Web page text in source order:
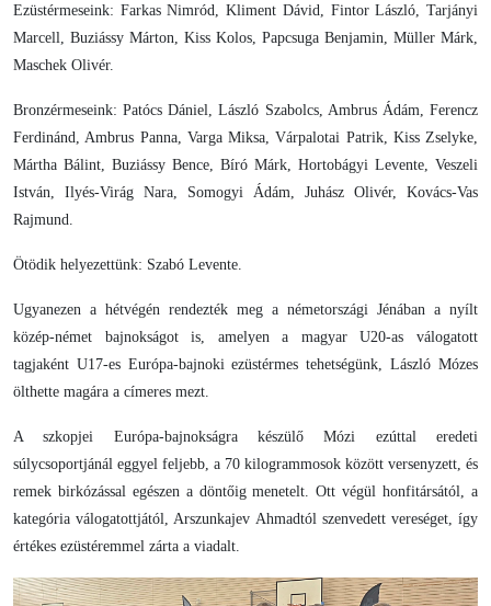
Ezüstérmeseink: Farkas Nimród, Kliment Dávid, Fintor László, Tarjányi
Marcell, Buziássy Márton, Kiss Kolos, Papcsuga Benjamin, Müller Márk,
Maschek Olivér.
Bronzérmeseink: Patócs Dániel, László Szabolcs, Ambrus Ádám, Ferencz
Ferdinánd, Ambrus Panna, Varga Miksa, Várpalotai Patrik, Kiss Zselyke,
Mártha Bálint, Buziássy Bence, Bíró Márk, Hortobágyi Levente, Veszeli
István, Ilyés-Virág Nara, Somogyi Ádám, Juhász Olivér, Kovács-Vas
Rajmund.
Ötödik helyezettünk: Szabó Levente.
Ugyanezen a hétvégén rendezték meg a németországi Jénában a nyílt
közép-német bajnokságot is, amelyen a magyar U20-as válogatott
tagjaként U17-es Európa-bajnoki ezüstérmes tehetségünk, László Mózes
ölthette magára a címeres mezt.
A szkopjei Európa-bajnokságra készülő Mózi ezúttal eredeti
súlycsoportjánál eggyel feljebb, a 70 kilogrammosok között versenyzett, és
remek birkózással egészen a döntőig menetelt. Ott végül honfitársától, a
kategória válogatottjától, Arszunkajev Ahmadtól szenvedett vereséget, így
értékes ezüstéremmel zárta a viadalt.